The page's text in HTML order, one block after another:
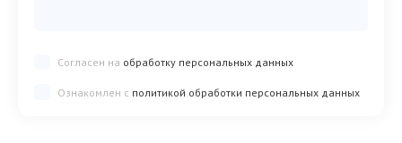
Согласен на обработку персональных данных
Ознакомлен с политикой обработки персональных данных